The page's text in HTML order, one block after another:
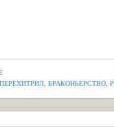
ПЕРЕХИТРИЛ БРАКОНЬЕРСТВО